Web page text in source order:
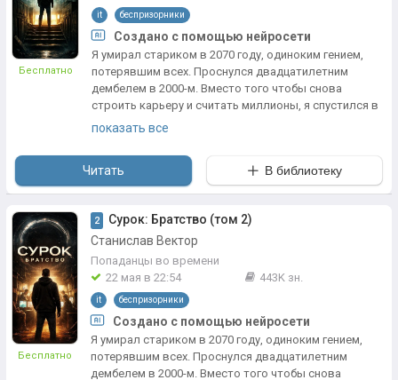
Бесплатно
it беспризорники
Создано с помощью нейросети
Я умирал стариком в 2070 году, одиноким гением,
потерявшим всех. Проснулся двадцатилетним
дембелем в 2000-м. Вместо того чтобы снова
строить карьеру и считать миллионы, я спустился в
подвал ПТУ, собрал из списанного хлама
мир списал со счетов. Беспризорники, рэкет,
коррупция и первые строчки кода, которые изменят
всё. Технологии будущего против звериных законов
выстраивают кулаками, мозгами и верностью.
По мотивам цикла "Жизнь сурка" @noslnosl
https://author.today/work/series/12795
показать все
Читать В библиотеку
Бесплатно
2
Сурок: Братство (том 2)
Станислав Вектор
Попаданцы во времени
22 мая в 22:54
443K зн.
it беспризорники
Создано с помощью нейросети
Я умирал стариком в 2070 году, одиноким гением,
потерявшим всех. Проснулся двадцатилетним
дембелем в 2000-м. Вместо того чтобы снова